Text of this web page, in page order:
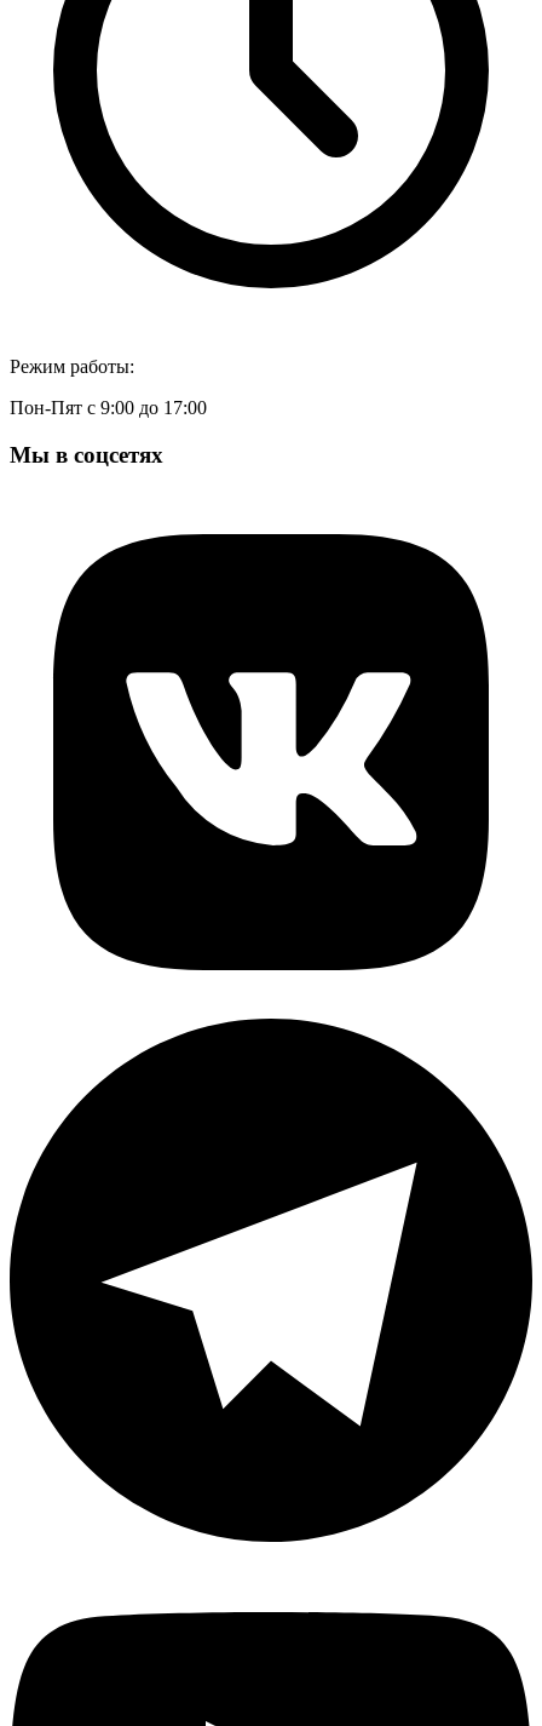
Режим работы:
Пон-Пят с 9:00 до 17:00
Мы в соцсетях